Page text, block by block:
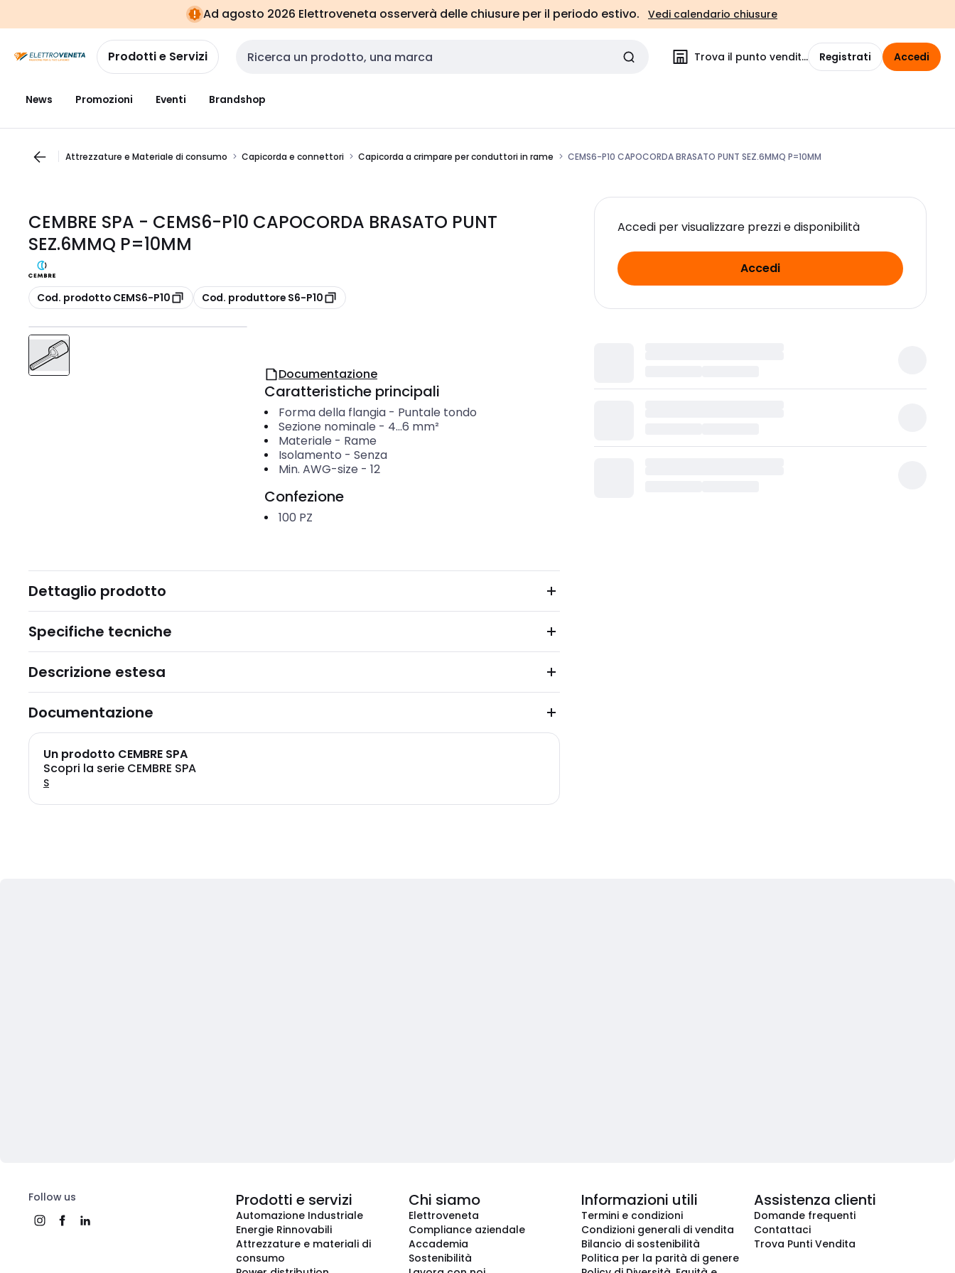
navigazionealla
pagina
Ad agosto 2026 Elettroveneta osserverà delle chiusure per il periodo estivo. Vedi calendario chiusure
Prodotti e Servizi Cerca input Trova il punto vendita Registrati Accedi
News Promozioni Eventi Brandshop
Attrezzature e Materiale di consumo Capicorda e connettori Capicorda a crimpare per conduttori in rame CEMS6-P10 CAPOCORDA BRASATO PUNT SEZ.6MMQ P=10MM
CEMBRE SPA - CEMS6-P10 CAPOCORDA BRASATO PUNT
SEZ.6MMQ P=10MM
copia
Cod. prodotto CEMS6-P10 copia
Cod. produttore S6-P10
Accedi per visualizzare prezzi e disponibilità
Accedi
Documentazione
Caratteristiche principali
Forma della flangia- Puntale tondo
Sezione nominale - 4...6 mm²
Materiale - Rame
Isolamento - Senza
Min. AWG-size - 12
Confezione
100 PZ
Dettaglio prodotto
Specifiche tecniche
Descrizione estesa
Documentazione
Un prodotto CEMBRE SPA
Scopri la serie CEMBRE SPA
S
Follow us Prodotti e servizi
Automazione Industriale
Energie Rinnovabili
Attrezzature e materiali di
consumo
Chi siamo
Elettroveneta
Compliance aziendale
Accademia
Sostenibilità
Informazioni utili
Termini e condizioni
Condizioni generali di vendita
Bilancio di sostenibilità
Politica per la parità di genere
Assistenza clienti
Domande frequenti
Contattaci
Trova Punti Vendita